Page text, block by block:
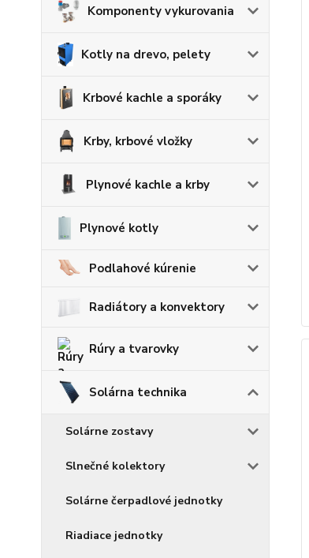
Komponenty vykurovania
Kotly na drevo, pelety
Krbové kachle a sporáky
Krby, krbové vložky
Plynové kachle a krby
Plynové kotly
Podlahové kúrenie
Radiátory a konvektory
Rúry a tvarovky
Solárna technika
Solárne zostavy
Slnečné kolektory
Solárne čerpadlové jednotky
Riadiace jednotky